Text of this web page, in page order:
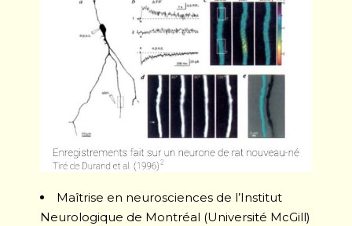
Maîtrise en neurosciences de l’Institut
Neurologique de Montréal (Université McGill)